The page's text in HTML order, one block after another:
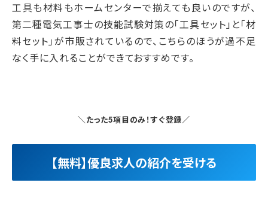
工具も材料もホームセンターで揃えても良いのですが、
第二種電気工事士の技能試験対策の「工具セット」と「材
料セット」が市販されているので、こちらのほうが過不足
なく手に入れることができておすすめです。
＼たった5項目のみ！すぐ登録／
【無料】優良求人の紹介を受ける